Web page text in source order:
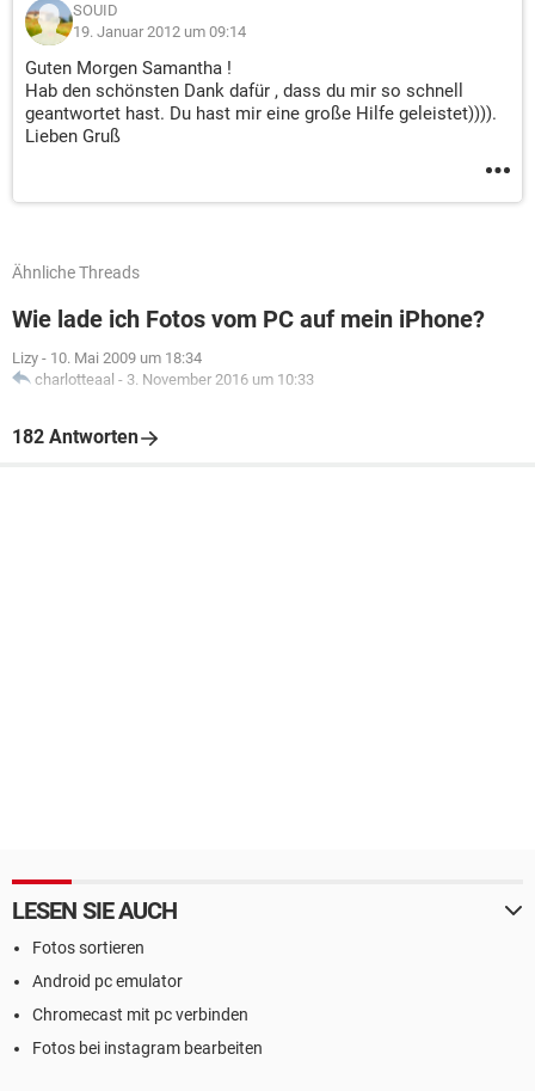
SOUID
19. Januar 2012 um 09:14
Guten Morgen Samantha !
Hab den schönsten Dank dafür , dass du mir so schnell
geantwortet hast. Du hast mir eine große Hilfe geleistet)))).
Lieben Gruß
Ähnliche Threads
Wie lade ich Fotos vom PC auf mein iPhone?
Lizy - 10. Mai 2009 um 18:34
charlotteaal - 3. November 2016 um 10:33
182 Antworten
LESEN SIE AUCH
Fotos sortieren
Android pc emulator
Chromecast mit pc verbinden
Fotos bei instagram bearbeiten